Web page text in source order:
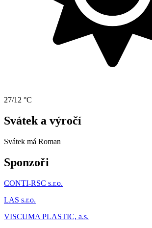
27/12 °C
Svátek a výročí
Svátek má Roman
Sponzoři
CONTI-RSC s.r.o.
LAS s.r.o.
VISCUMA PLASTIC, a.s.